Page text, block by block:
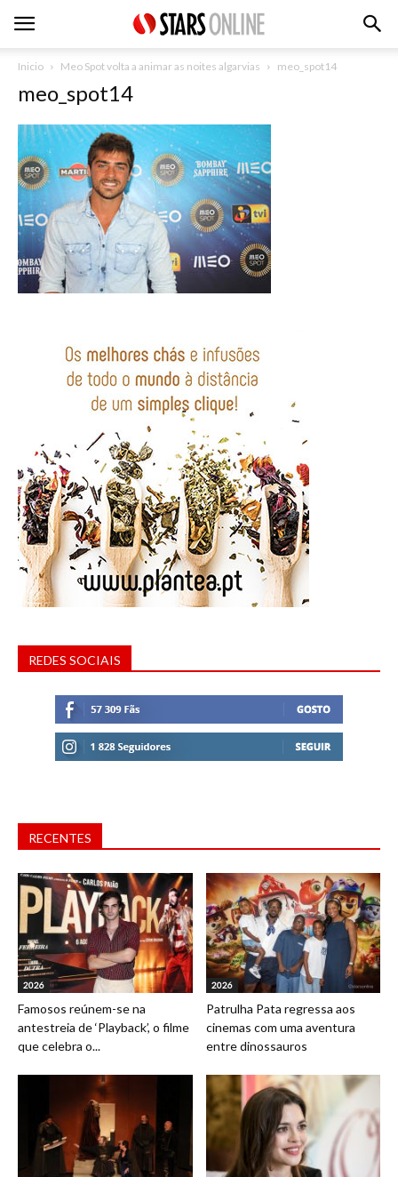
Inicio Meo Spot volta a animar as noites algarvias meo_spot14
meo_spot14
REDES SOCIAIS
RECENTES
2026
Famosos reúnem-se na
antestreia de ‘Playback’, o filme
que celebra o...
2026
Patrulha Pata regressa aos
cinemas com uma aventura
entre dinossauros